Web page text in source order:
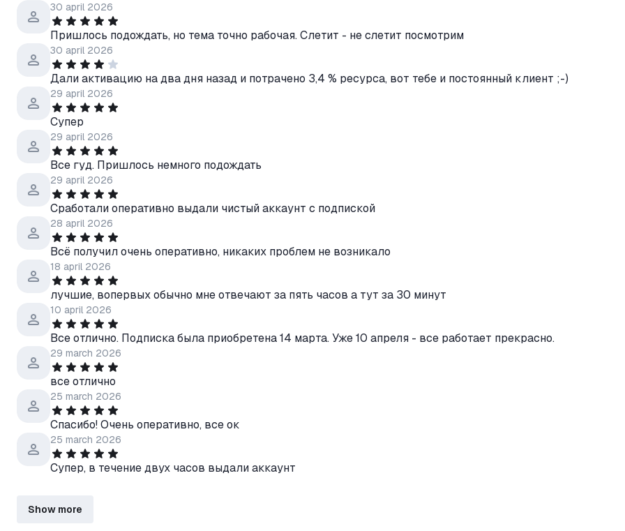
30 april 2026
Пришлось подождать, но тема точно рабочая. Слетит - не слетит посмотрим
30 april 2026
Дали активацию на два дня назад и потрачено 3,4 % ресурса, вот тебе и постоянный клиент ;-)
29 april 2026
Супер
29 april 2026
Все гуд. Пришлось немного подождать
29 april 2026
Сработали оперативно выдали чистый аккаунт с подпиской
28 april 2026
Всё получил очень оперативно, никаких проблем не возникало
18 april 2026
лучшие, вопервых обычно мне отвечают за пять часов а тут за 30 минут
10 april 2026
Все отлично. Подписка была приобретена 14 марта. Уже 10 апреля - все работает прекрасно.
29 march 2026
все отлично
25 march 2026
Спасибо! Очень оперативно, все ок
25 march 2026
Супер, в течение двух часов выдали аккаунт
Show more